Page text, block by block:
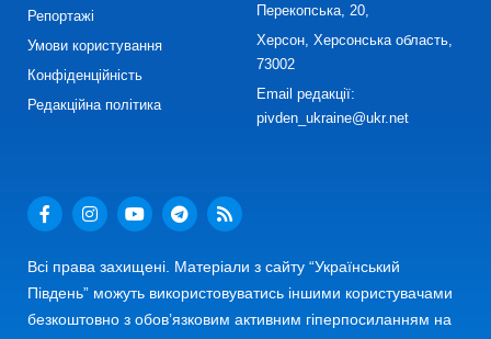
Репортажі
Умови користування
Конфіденційність
Редакційна політика
Перекопська, 20,
Херсон, Херсонська область,
73002
Email редакції:
pivden_ukraine@ukr.net
Всі права захищені. Матеріали з сайту “Український
Південь” можуть використовуватись іншими користувачами
безкоштовно з обов’язковим активним гіперпосиланням на